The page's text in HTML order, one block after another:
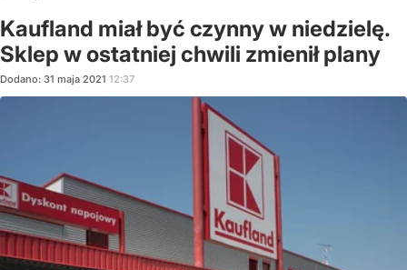
Kaufland miał być czynny w niedzielę.
Sklep w ostatniej chwili zmienił plany
Dodano: 31 maja 2021 12:37